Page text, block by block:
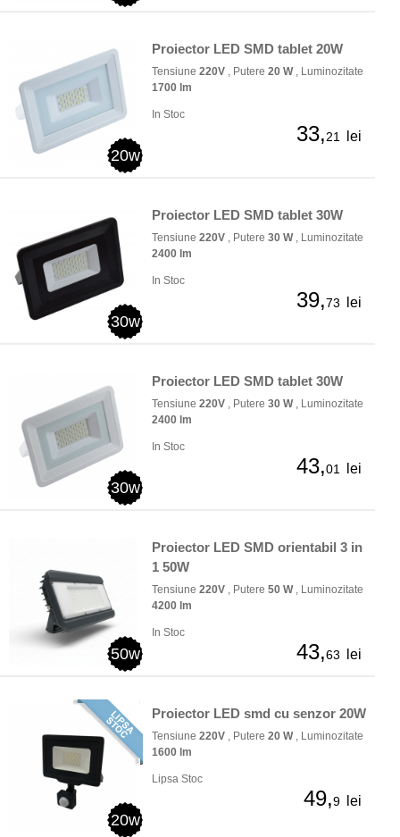
20w
Proiector LED SMD tablet 20W
Tensiune 220V , Putere 20 W, Luminozitate
1700 lm
In Stoc
33,21 lei
30w
Proiector LED SMD tablet 30W
Tensiune 220V , Putere 30 W, Luminozitate
2400 lm
In Stoc
39,73 lei
30w
Proiector LED SMD tablet 30W
Tensiune 220V , Putere 30 W, Luminozitate
2400 lm
In Stoc
43,01 lei
50w
Proiector LED SMD orientabil 3 in
1 50W
Tensiune 220V , Putere 50 W, Luminozitate
4200 lm
In Stoc
43,63 lei
20w
Proiector LED smd cu senzor 20W
Tensiune 220V , Putere 20 W, Luminozitate
1600 lm
Lipsa Stoc
49,9 lei